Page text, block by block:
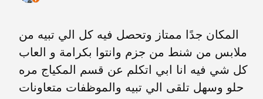
المكان جدًا ممتاز وتحصل فيه كل الي تبيه من
ملابس من شنط من جزم وانتوا بكرامة و العاب
كل شي فيه انا ابي اتكلم عن قسم المكياج مره
حلو وسهل تلقى الي تبيه والموظفات متعاونات